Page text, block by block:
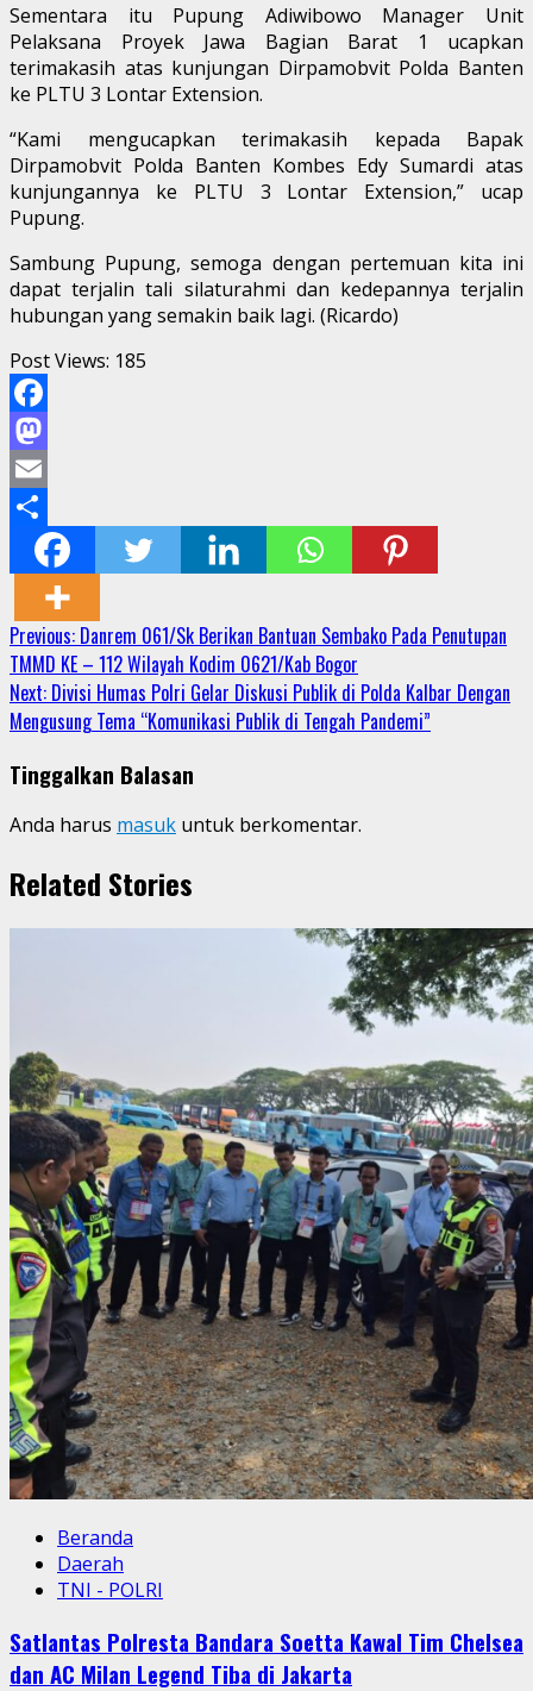
Sementara itu Pupung Adiwibowo Manager Unit
Pelaksana Proyek Jawa Bagian Barat 1 ucapkan
terimakasih atas kunjungan Dirpamobvit Polda Banten
ke PLTU 3 Lontar Extension.
“Kami mengucapkan terimakasih kepada Bapak
Dirpamobvit Polda Banten Kombes Edy Sumardi atas
kunjungannya ke PLTU 3 Lontar Extension,” ucap
Pupung.
Sambung Pupung, semoga dengan pertemuan kita ini
dapat terjalin tali silaturahmi dan kedepannya terjalin
hubungan yang semakin baik lagi. (Ricardo)
Post Views: 185
Facebook
Mastodon
Email
Share
Continue
Reading
Previous: Danrem 061/Sk Berikan Bantuan Sembako Pada Penutupan
TMMD KE – 112 Wilayah Kodim 0621/Kab Bogor
Next: Divisi Humas Polri Gelar Diskusi Publik di Polda Kalbar Dengan
Mengusung Tema “Komunikasi Publik di Tengah Pandemi”
Tinggalkan Balasan
Anda harus masuk untuk berkomentar.
Related Stories
Beranda
Daerah
TNI - POLRI
Satlantas Polresta Bandara Soetta Kawal Tim Chelsea
dan AC Milan Legend Tiba di Jakarta